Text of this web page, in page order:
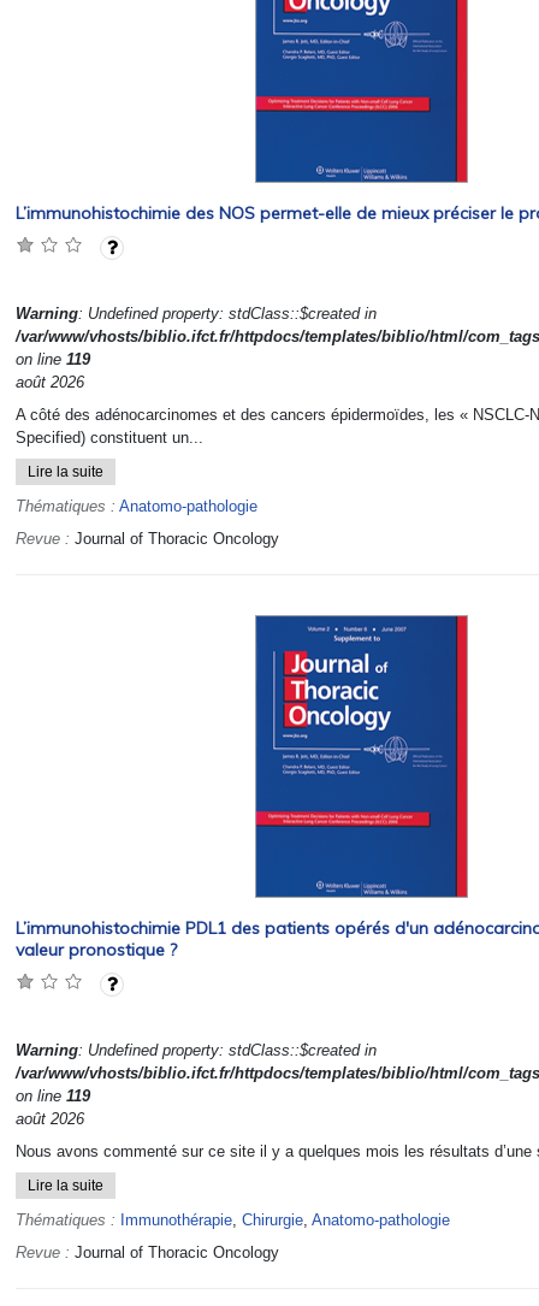
L’immunohistochimie des NOS permet-elle de mieux préciser le
Warning: Undefined property: stdClass::$created in
/var/www/vhosts/biblio.ifct.fr/httpdocs/templates/biblio/html/
on line 119
août 2026
A côté des adénocarcinomes et des cancers épidermoïdes, les « NSCLC-
Specified) constituent un...
Lire la suite
Thématiques : Anatomo-pathologie
Revue : Journal of Thoracic Oncology
L’immunohistochimie PDL1 des patients opérés d'un
valeur pronostique ?
Warning: Undefined property: stdClass::$created in
/var/www/vhosts/biblio.ifct.fr/httpdocs/templates/biblio/html/
on line 119
août 2026
Nous avons commenté sur ce site il y a quelques mois les résultats d’une
Lire la suite
Thématiques : Immunothérapie, Chirurgie, Anatomo-pathologie
Revue : Journal of Thoracic Oncology